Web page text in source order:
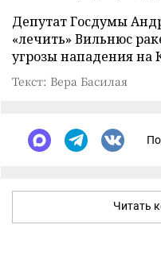
Депутат Госдумы
«лечить» Вильнюс
угрозы нападения на
Текст: Вера Басилая
Читать